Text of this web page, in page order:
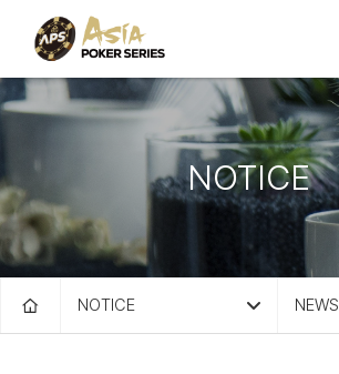
NOTICE
NOTICE NEWS